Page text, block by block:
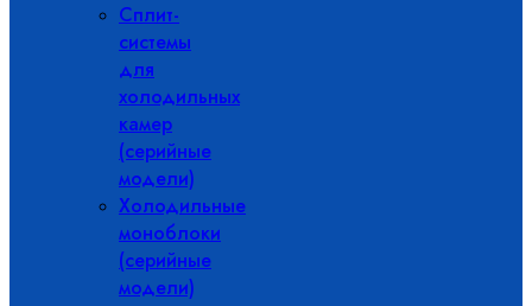
Сплит-
системы
для
холодильных
камер
(серийные
модели)
Холодильные
моноблоки
(серийные
модели)